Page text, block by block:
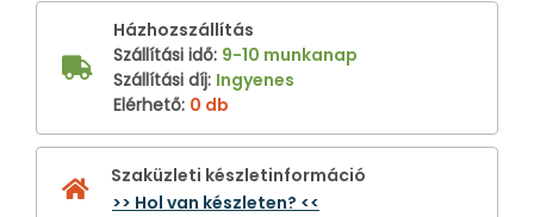
Házhozszállítás
Szállítási idő: 9-10 munkanap
Szállítási díj: Ingyenes
Elérhető: 0 db
Szaküzleti készletinformáció
>> Hol van készleten? <<